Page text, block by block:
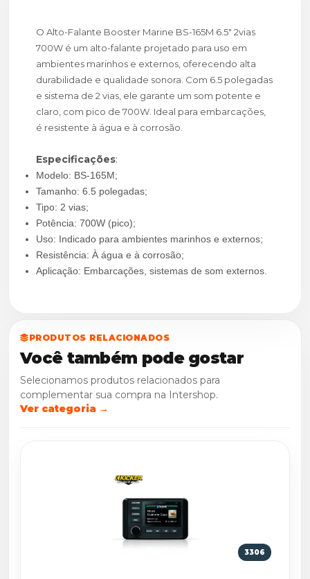
O Alto-Falante Booster Marine BS-165M 6.5" 2vias
700W é um alto-falante projetado para uso em
ambientes marinhos e externos, oferecendo alta
durabilidade e qualidade sonora. Com 6.5 polegadas
e sistema de 2 vias, ele garante um som potente e
claro, com pico de 700W. Ideal para embarcações,
é resistente à água e à corrosão.
Especificações:
Modelo: BS-165M;
Tamanho: 6.5 polegadas;
Tipo: 2 vias;
Potência: 700W (pico);
Uso: Indicado para ambientes marinhos e externos;
Resistência: À água e à corrosão;
Aplicação: Embarcações, sistemas de som externos.
PRODUTOS RELACIONADOS
Você também pode gostar
Selecionamos produtos relacionados para
complementar sua compra na Intershop.
Ver categoria →
3306